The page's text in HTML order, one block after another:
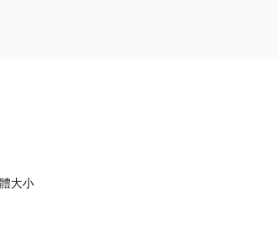
大小